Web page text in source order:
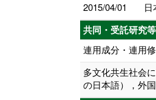
2015/04/01
共同・受託研究
連用成分・連用
多文化共生社会
の日本語），外